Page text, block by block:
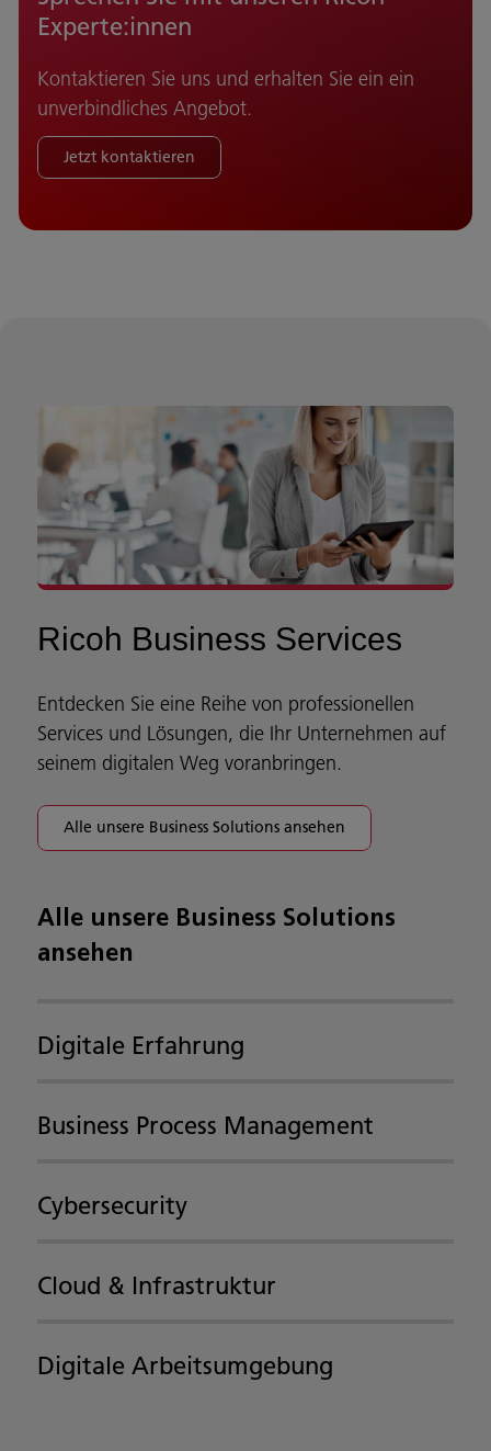
Experte:innen
Kontaktieren Sie uns und erhalten Sie ein ein
unverbindliches Angebot.
Jetzt kontaktieren
Ricoh Business Services
Entdecken Sie eine Reihe von professionellen
Services und Lösungen, die Ihr Unternehmen auf
seinem digitalen Weg voranbringen.
Alle unsere Business Solutions ansehen
Alle unsere Business Solutions
ansehen
Digitale Erfahrung
Business Process Management
Cybersecurity
Cloud & Infrastruktur
Digitale Arbeitsumgebung